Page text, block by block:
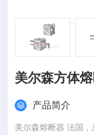
美尔森方体
产品简介
美尔森熔断器 法国